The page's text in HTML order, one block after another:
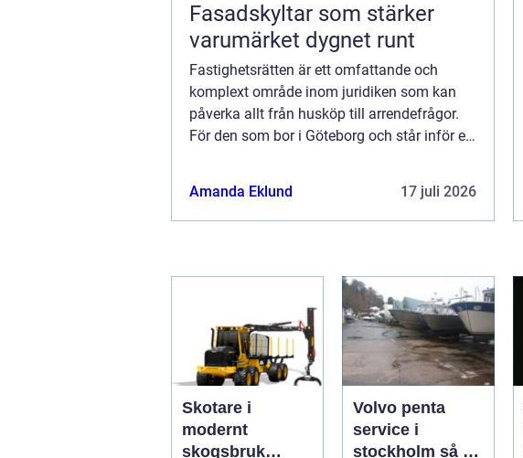
Fasadskyltar som stärker
varumärket dygnet runt
Fastighetsrätten är ett omfattande och
komplext område inom juridiken som kan
påverka allt från husköp till arrendefrågor.
För den som bor i Göteborg och står inför en
Amanda Eklund
17 juli 2026
Skotare i
modernt
skogsbruk
Volvo penta
service i
stockholm så tar